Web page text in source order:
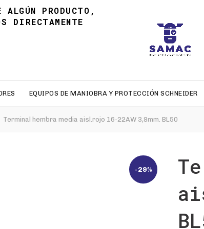
PRODUCTO,
DIRECTAMENTE
EQUIPOS DE MANIOBRA Y PROTECCIÓN SCHNEIDER
Terminal hembra media aisl.rojo 16-22AW 3,8mm. BL50
-29%